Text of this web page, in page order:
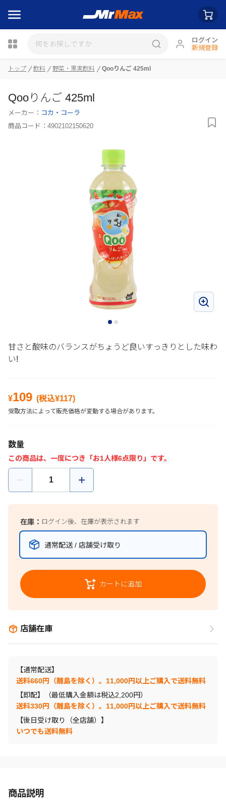
ログイン
新規登録
瓶詰
トップ 飲料 野菜・果実飲料 Qooりんご 425ml
Qooりんご 425ml
メーカー： コカ・コーラ
商品コード： 4902102150620
甘さと酸味のバランスがちょうど良いすっきりとした味わ
い!
¥109 (税込¥117)
受取方法によって販売価格が変動する場合があります。
数量
この商品は、一度につき「お1人様6点限り」です。
在庫： ログイン後、在庫が表示されます
通常配送 / 店舗受け取り
カートに追加
店舗在庫
【通常配送】
送料660円（離島を除く）。11,000円以上ご購入で送料無料
【即配】（最低購入金額は税込2,200円）
送料330円（離島を除く）。11,000円以上ご購入で送料無料
【後日受け取り（全店舗）】
いつでも送料無料
商品説明